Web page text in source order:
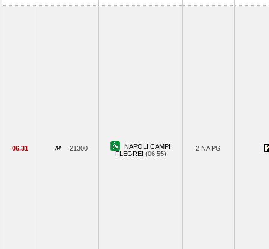
06.31 21300
NAPOLI CAMPI
FLEGREI (06.55)
2 NA PG